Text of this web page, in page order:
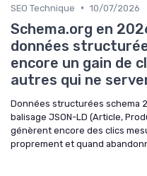
SEO Technique • 10/07/2026
Schema.org en
données
encore un gain de
autres qui ne
Données structurées schema
balisage JSON-LD (Article,
génèrent encore des clics
proprement et quand